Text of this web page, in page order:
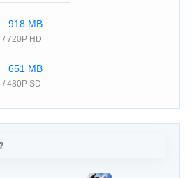
918 MB
720P HD
651 MB
480P SD